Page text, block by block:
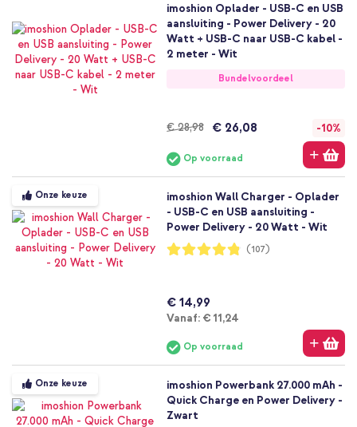
Bundelvoordeel
imoshion Oplader - USB-C en USB
aansluiting - Power Delivery - 20
Watt + USB-C naar USB-C kabel -
2 meter - Wit
€ 28,98 € 26,08 -10%
Op voorraad
Onze keuze
imoshion Wall Charger - Oplader
- USB-C en USB aansluiting -
Power Delivery - 20 Watt - Wit
Waardering:
96%
(107)
€ 14,99
Vanaf: Vanaf
€ 11,24
Op voorraad
Onze keuze
imoshion Powerbank 27.000 mAh -
Quick Charge en Power Delivery -
Zwart